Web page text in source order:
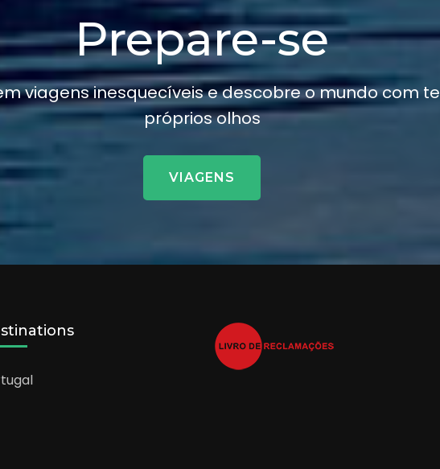
Prepare-se
viagens inesquecíveis e descobre o mundo com
próprios olhos
VIAGENS